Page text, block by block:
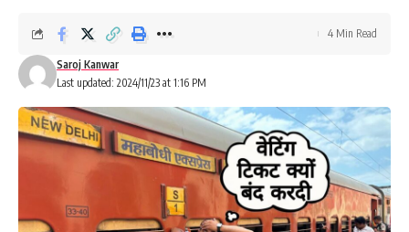
Last updated: 2024/11/23 at 1:16 PM
Saroj Kanwar
4 Min Read